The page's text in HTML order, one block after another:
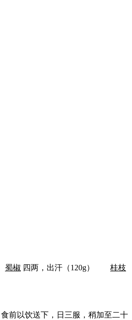
蜀椒 四两，出汗（120g） 桂枝
前以饮送下，日三服，稍加至二十